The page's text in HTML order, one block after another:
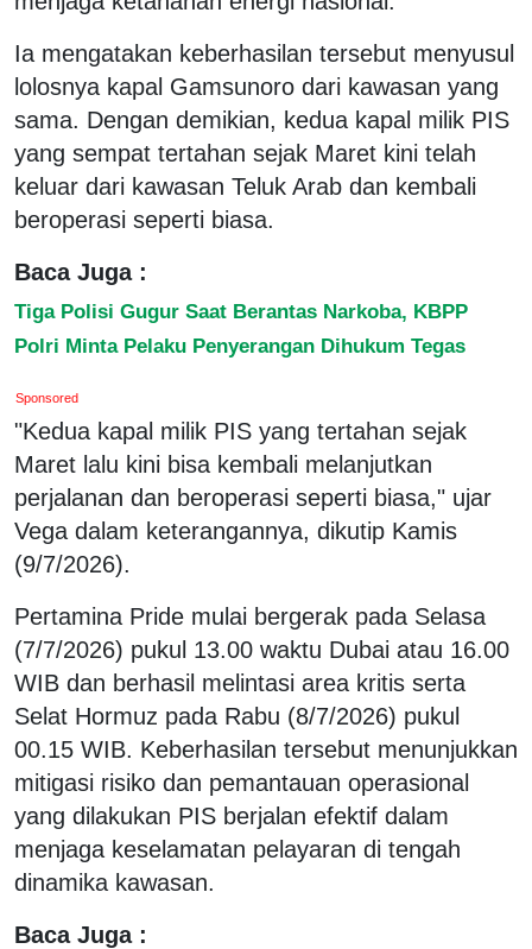
Ia mengatakan keberhasilan tersebut menyusul
lolosnya kapal Gamsunoro dari kawasan yang
sama. Dengan demikian, kedua kapal milik PIS
yang sempat tertahan sejak Maret kini telah
keluar dari kawasan Teluk Arab dan kembali
beroperasi seperti biasa.
Baca Juga :
Tiga Polisi Gugur Saat Berantas Narkoba, KBPP
Polri Minta Pelaku Penyerangan Dihukum Tegas
Sponsored
"Kedua kapal milik PIS yang tertahan sejak
Maret lalu kini bisa kembali melanjutkan
perjalanan dan beroperasi seperti biasa," ujar
Vega dalam keterangannya, dikutip Kamis
(9/7/2026).
Pertamina Pride mulai bergerak pada Selasa
(7/7/2026) pukul 13.00 waktu Dubai atau 16.00
WIB dan berhasil melintasi area kritis serta
Selat Hormuz pada Rabu (8/7/2026) pukul
00.15 WIB. Keberhasilan tersebut menunjukkan
mitigasi risiko dan pemantauan operasional
yang dilakukan PIS berjalan efektif dalam
menjaga keselamatan pelayaran di tengah
dinamika kawasan.
Baca Juga :